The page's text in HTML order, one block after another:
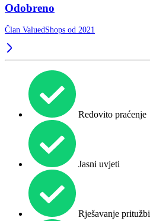
Odobreno
Član ValuedShops od 2021
Redovito praćenje
Jasni uvjeti
Rješavanje pritužbi